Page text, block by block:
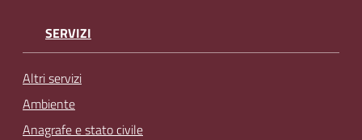
SERVIZI
Altri servizi
Ambiente
Anagrafe e stato civile